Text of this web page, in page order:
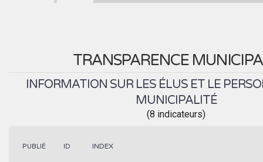
TRANSPARENCE
INFORMATION SUR LES ÉLUS ET LE
MUNICIPALITÉ
(8 indicateurs)
PUBLIÉ ID INDEX